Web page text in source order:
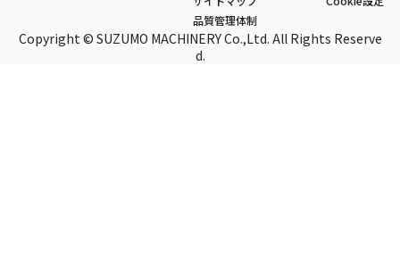
品質管理体制
Copyright © SUZUMO MACHINERY Co.,Ltd. All Rights Reserve
d.